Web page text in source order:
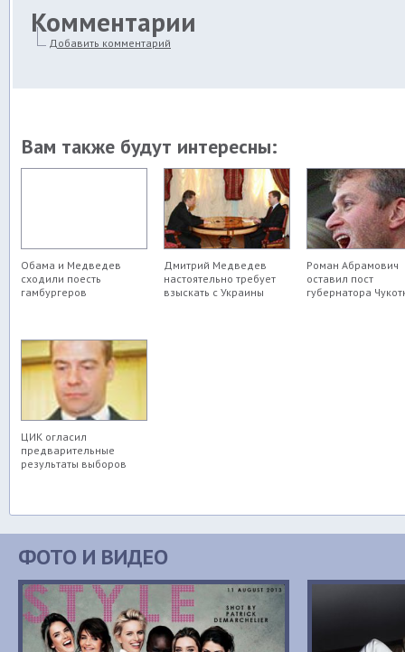
Комментарии
Добавить комментарий
Вам также будут интересны:
Обама и Медведев
сходили поесть
гамбургеров
Дмитрий Медведев
настоятельно требует
взыскать с Украины
Роман Абрамович
оставил пост
губернатора
ЦИК огласил
предварительные
результаты выборов
ФОТО И ВИДЕО